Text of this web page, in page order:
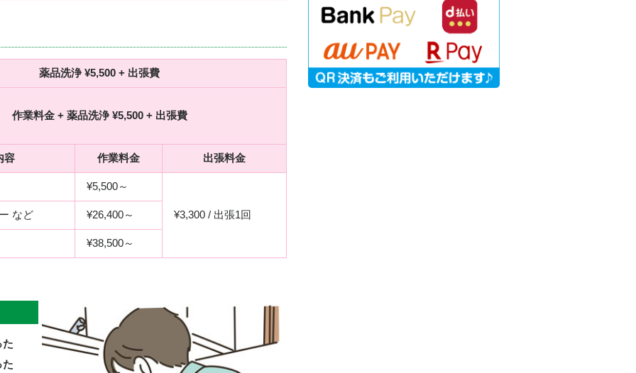
薬品洗浄 ¥5,500 + 出張費
作業料金 + 薬品洗浄 ¥5,500 + 出張費
容 作業料金 出張料金
¥5,500～
¥3,300 / 出張1回
など ¥26,400～
¥38,500～
た
た